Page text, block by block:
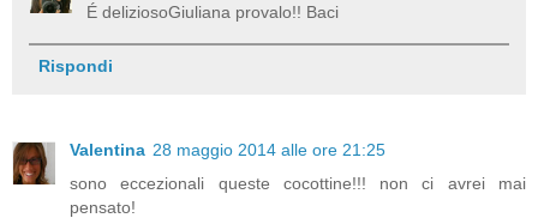
É deliziosoGiuliana provalo!! Baci
Rispondi
Valentina 28 maggio 2014 alle ore 21:25
sono eccezionali queste cocottine!!! non ci avrei mai
pensato!